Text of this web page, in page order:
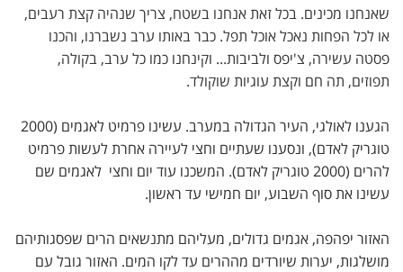
שאנחנו מכינים. בכל זאת אנחנו בשטח, צריך שנהיה קצת רעבים,
או לכל הפחות נאכל אוכל תפל. כבר באותו ערב נשברנו, והכנו
פסטה עשירה, צ'יפס ולביבות... וקינחנו כמו כל ערב, בקולה,
תפוזים, תה חם וקצת עוגיות שוקולד.
הגענו לאולגי, העיר הגדולה במערב. עשינו פרמיט לאגמים (2000
טוגריק לאדם), ונסענו שעתיים וחצי לעיירה אחרת לעשות פרמיט
להרים (2000 טוגריק לאדם). המשכנו עוד יום וחצי לאגמים שם
עשינו את סוף השבוע, יום חמישי עד ראשון.
האזור יפהפה, אגמים גדולים, מעליהם מתנשאים הרים שפסגותיהם
מושלגות, יערות שיורדים מההרים עד לקו המים. האזור גובל עם